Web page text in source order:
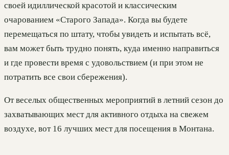
своей идиллической красотой и классическим
очарованием «Старого Запада». Когда вы будете
перемещаться по штату, чтобы увидеть и испытать всё,
вам может быть трудно понять, куда именно направиться
и где провести время с удовольствием (и при этом не
потратить все свои сбережения).
От веселых общественных мероприятий в летний сезон до
захватывающих мест для активного отдыха на свежем
воздухе, вот 16 лучших мест для посещения в Монтана.